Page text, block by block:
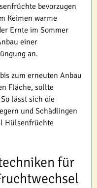
bevorzugen
Keimen warme
Ernte im Sommer
einer
an.
zum erneuten Anbau
Fläche, sollte
lässt sich die
und Schädlingen
Hülsenfrüchte
für